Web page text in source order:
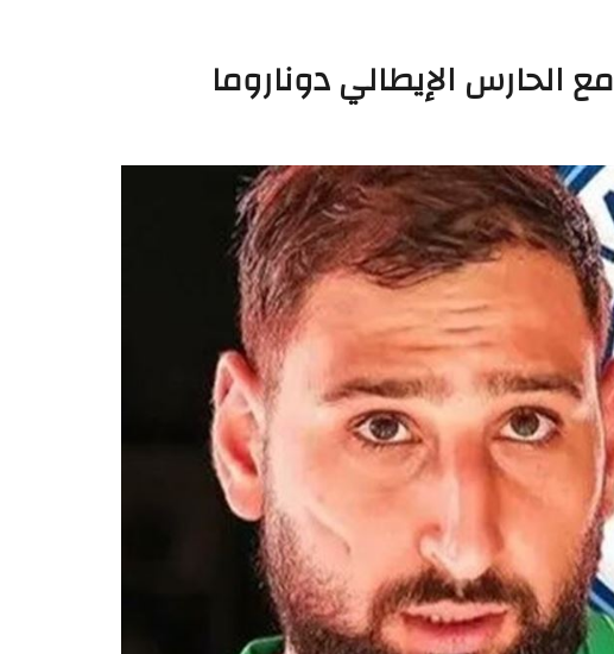
الحارس الإيطالي دوناروما